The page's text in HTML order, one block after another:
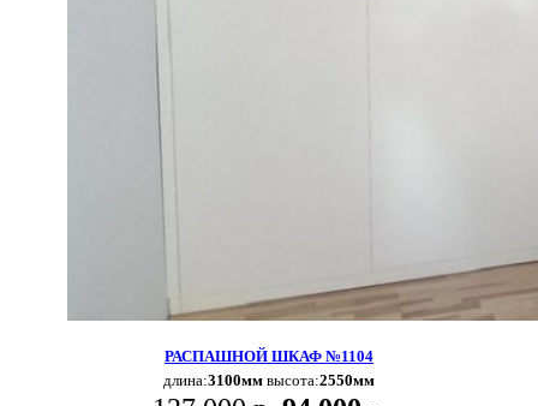
РАСПАШНОЙ ШКАФ №1104
длина:3100мм высота:2550мм